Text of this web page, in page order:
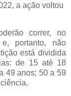
a ação voltou
correr, no
portanto, não
está dividida
de 15 até 18
49 anos; 50 a 59